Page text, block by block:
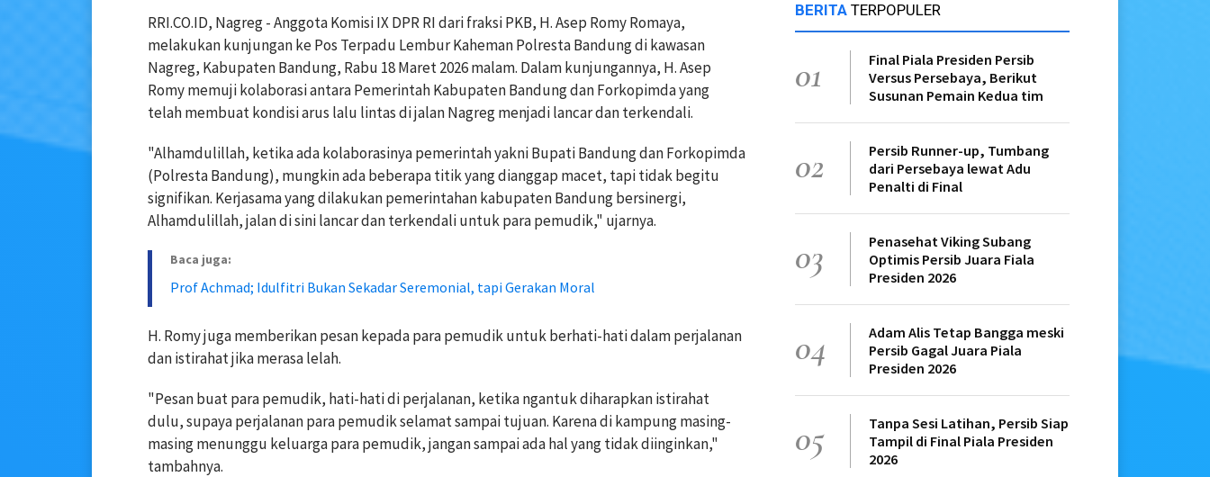
RRI.CO.ID, Nagreg - Anggota Komisi IX DPR RI dari fraksi PKB, H. Asep Romy Romaya,
melakukan kunjungan ke Pos Terpadu Lembur Kaheman Polresta Bandung di kawasan
Nagreg, Kabupaten Bandung, Rabu 18 Maret 2026 malam. Dalam kunjungannya, H. Asep
Romy memuji kolaborasi antara Pemerintah Kabupaten Bandung dan Forkopimda yang
telah membuat kondisi arus lalu lintas di jalan Nagreg menjadi lancar dan terkendali.
"Alhamdulillah, ketika ada kolaborasinya pemerintah yakni Bupati Bandung dan Forkopimda
(Polresta Bandung), mungkin ada beberapa titik yang dianggap macet, tapi tidak begitu
signifikan. Kerjasama yang dilakukan pemerintahan kabupaten Bandung bersinergi,
Alhamdulillah, jalan di sini lancar dan terkendali untuk para pemudik," ujarnya.
Baca juga:
Prof Achmad; Idulfitri Bukan Sekadar Seremonial, tapi Gerakan Moral
H. Romy juga memberikan pesan kepada para pemudik untuk berhati-hati dalam perjalanan
dan istirahat jika merasa lelah.
"Pesan buat para pemudik, hati-hati di perjalanan, ketika ngantuk diharapkan istirahat
dulu, supaya perjalanan para pemudik selamat sampai tujuan. Karena di kampung masing-
masing menunggu keluarga para pemudik, jangan sampai ada hal yang tidak diinginkan,"
tambahnya.
BERITA TERPOPULER
01
Final Piala Presiden Persib
Versus Persebaya, Berikut
Susunan Pemain Kedua tim
02
Persib Runner-up, Tumbang
dari Persebaya lewat Adu
Penalti di Final
03
Penasehat Viking Subang
Optimis Persib Juara Fiala
Presiden 2026
04
Adam Alis Tetap Bangga meski
Persib Gagal Juara Piala
Presiden 2026
05
Tanpa Sesi Latihan, Persib Siap
Tampil di Final Piala Presiden
2026